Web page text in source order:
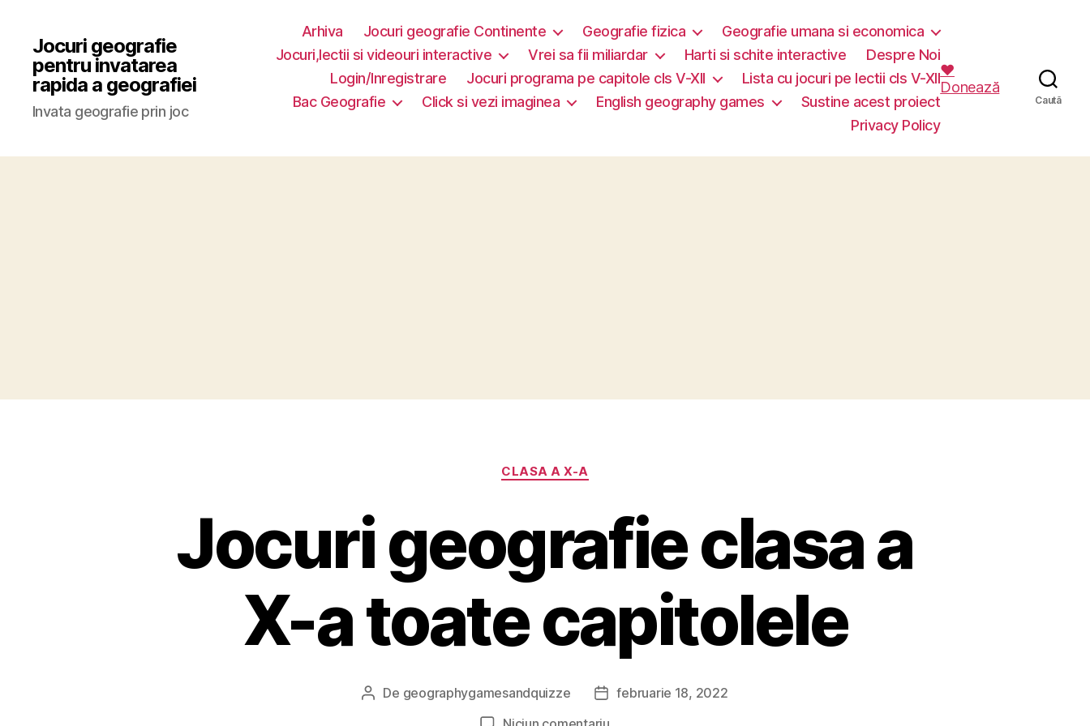
Jocuri geografie
pentru invatarea
rapida a geografiei
Invata geografie prin joc
Arhiva Jocuri geografie Continente Geografie fizica
Geografie umana si economica
Jocuri,lectii si videouri interactive
Vrei sa fii miliardar Harti si schite interactive
Despre Noi
Login/Inregistrare
Jocuri programa pe capitole cls V-XII
Lista cu jocuri pe lectii cls V-XII
Bac Geografie
Click si vezi imaginea English geography games
Sustine acest proiect
Privacy Policy
❤️
Donează
Caută
Categorii
CLASA A X-A
Jocuri geografie clasa a
X-a toate capitolele
Autor
De geographygamesandquizze
Datăfebruarie 18, 2022
la